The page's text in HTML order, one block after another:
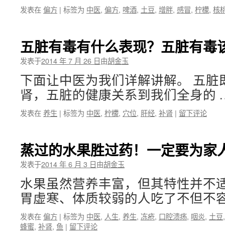
发表在偏方 | 标签为 中医, 偏方, 啤酒, 土豆, 增胖, 感冒, 柠檬, 核
五脏有毒有什么表现？五脏有毒
发表于2014 年 7 月 26 日由胡金玉
下面让中医为我们详解讲解。 五
肾，五脏的健康关系到我们全身
发表在 养生 | 标签为 中医, 柠檬, 穴位, 肝经, 补肾 | 留下评论
蒸过的水果胜过药！一定要为家
发表于2014 年 6 月 3 日由胡金玉
水果虽然营养丰富，但其特性并不
胃虚寒、体质较弱的人吃了不但
发表在偏方 | 标签为 中医, 人生, 养生, 冻疮, 口腔溃疡, 咽炎, 土豆
蜂蜜, 补肾, 鱼 | 留下评论